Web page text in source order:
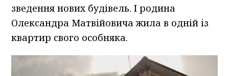
зведення нових будівель. І родина
Олександра Матвійовича жила в одній із
квартир свого особняка.